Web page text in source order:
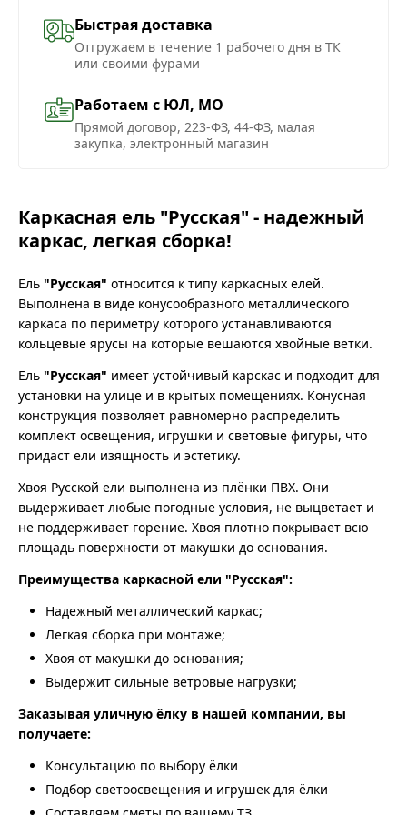
Быстрая доставка
Отгружаем в течение 1 рабочего дня в ТК
или своими фурами
Работаем с ЮЛ, МО
Прямой договор, 223-ФЗ, 44-ФЗ, малая
закупка, электронный магазин
Каркасная ель "Русская" - надежный
каркас, легкая сборка!
Ель "Русская" относится к типу каркасных елей.
Выполнена в виде конусообразного металлического
каркаса по периметру которого устанавливаются
кольцевые ярусы на которые вешаются хвойные ветки.
Ель "Русская" имеет устойчивый карскас и подходит для
установки на улице и в крытых помещениях. Конусная
конструкция позволяет равномерно распределить
комплект освещения, игрушки и световые фигуры, что
придаст ели изящность и эстетику.
Хвоя Русской ели выполнена из плёнки ПВХ. Они
выдерживает любые погодные условия, не выцветает и
не поддерживает горение. Хвоя плотно покрывает всю
площадь поверхности от макушки до основания.
Преимущества каркасной ели "Русская":
Надежный металлический каркас;
Легкая сборка при монтаже;
Хвоя от макушки до основания;
Выдержит сильные ветровые нагрузки;
Заказывая уличную ёлку в нашей компании, вы
получаете:
Консультацию по выбору ёлки
Подбор светоосвещения и игрушек для ёлки